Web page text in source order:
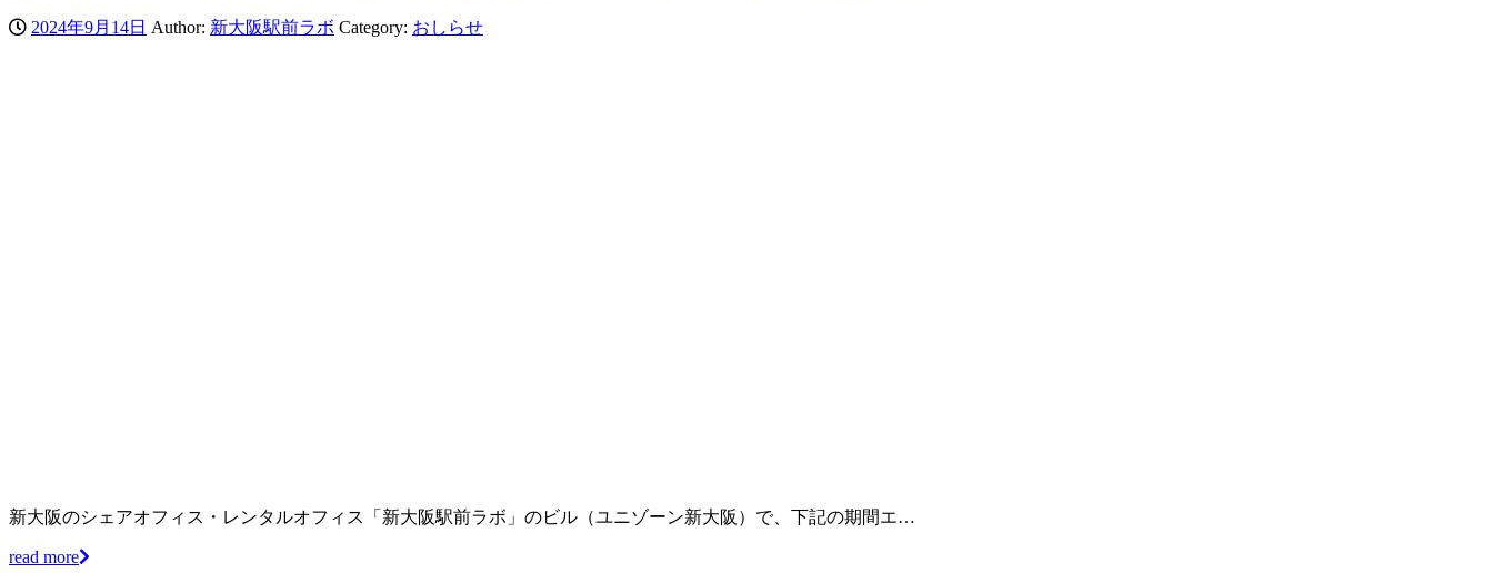
2024年9月14日 Author: 新大阪駅前ラボ Category: おしらせ
新大阪のシェアオフィス・レンタルオフィス「新大阪駅前ラボ」のビル（ユニゾーン新大阪）で、下記の期間エ…
read more